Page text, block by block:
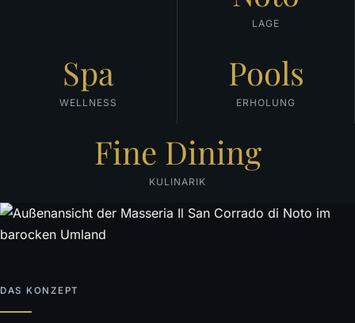
LAGE
Spa
WELLNESS
Pools
ERHOLUNG
Fine Dining
KULINARIK
DAS KONZEPT